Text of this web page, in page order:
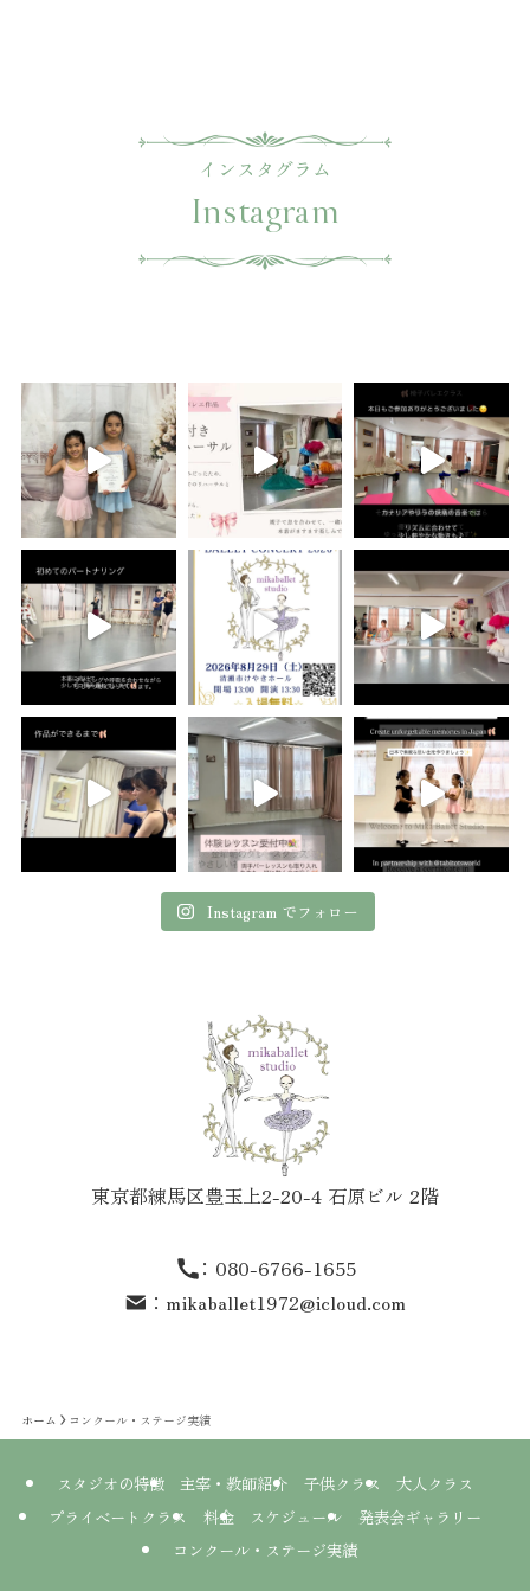
インスタグラム
Instagram
Instagram でフォロー
東京都練馬区豊玉上2-20-4 石原ビル 2階
： 080-6766-1655
： mikaballet1972@icloud.com
ホーム コンクール・ステージ実績
スタジオの特徴 主宰・教師紹介 子供クラス
大人クラス
プライベートクラス
料金 スケジュール
発表会ギャラリー
コンクール・ステージ実績